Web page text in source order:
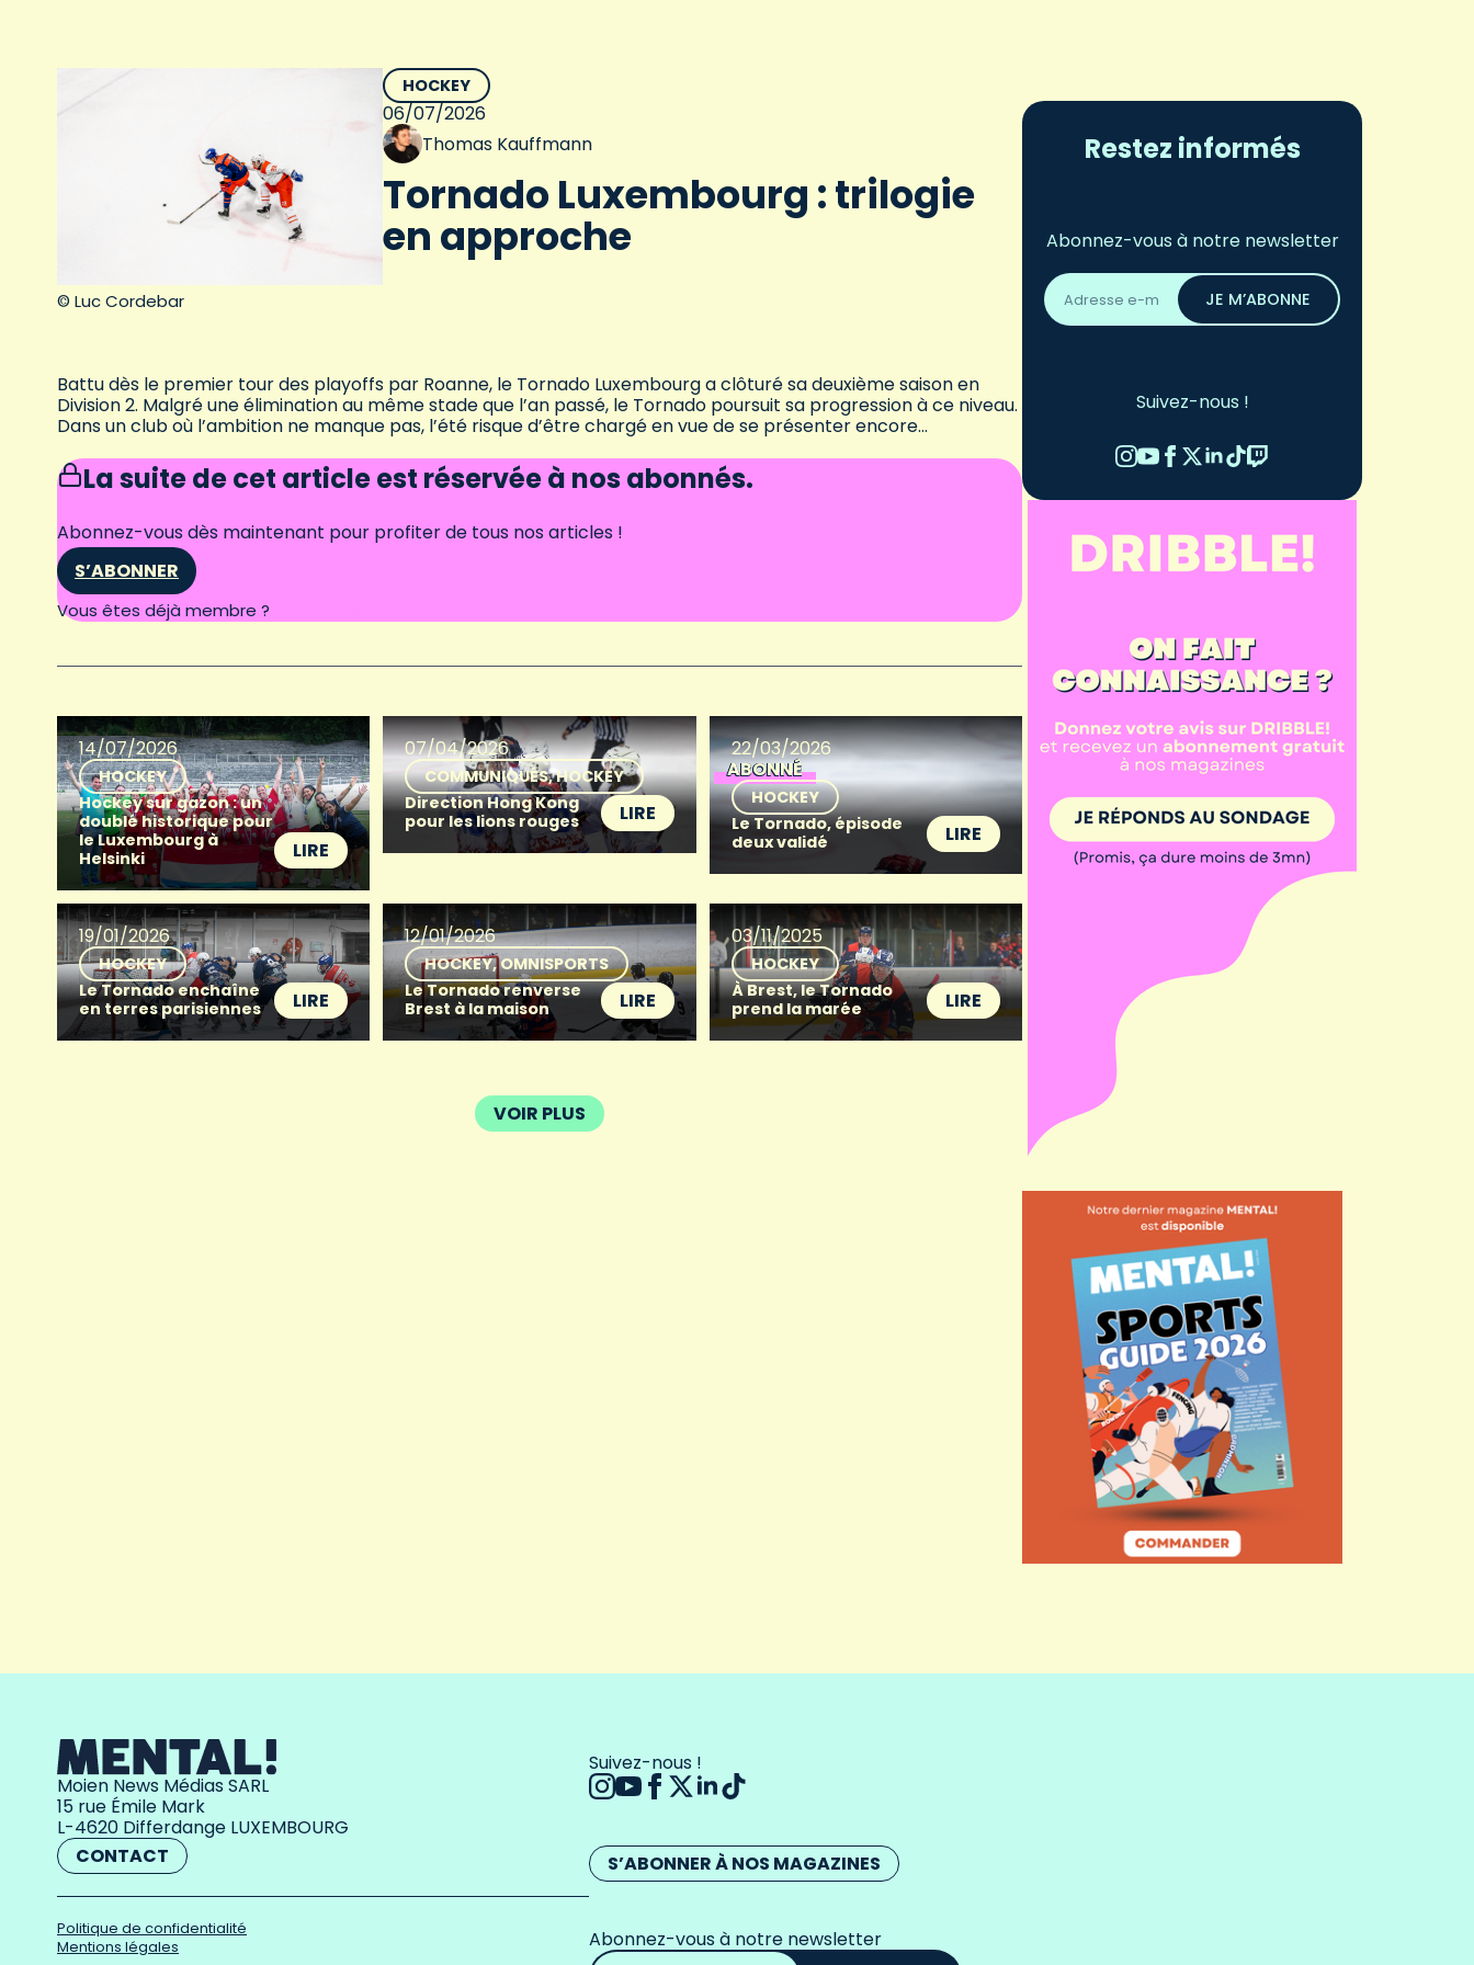
© Luc Cordebar
HOCKEY
06/07/2026
Thomas Kauffmann
Tornado Luxembourg : trilogie
en approche
Battu dès le premier tour des playoffs par Roanne, le Tornado Luxembourg a clôturé sa deuxième saison en
Division 2. Malgré une élimination au même stade que l’an passé, le Tornado poursuit sa progression à ce niveau.
Dans un club où l’ambition ne manque pas, l’été risque d’être chargé en vue de se présenter encore…
La suite de cet article est réservée à nos abonnés.
Abonnez-vous dès maintenant pour profiter de tous nos articles !
S’ABONNER
Vous êtes déjà membre ?
14/07/2026
HOCKEY
Hockey sur gazon : un
doublé historique pour
le Luxembourg à
Helsinki
LIRE
07/04/2026
COMMUNIQUÉS HOCKEY
Direction Hong Kong
pour les lions rouges
LIRE
22/03/2026
ABONNÉ
HOCKEY
Le Tornado, épisode
deux validé
LIRE
19/01/2026
HOCKEY
Le Tornado enchaîne
en terres parisiennes
LIRE
12/01/2026
HOCKEY OMNISPORTS
Le Tornado renverse
Brest à la maison
LIRE
03/11/2025
HOCKEY
À Brest, le Tornado
prend la marée
LIRE
VOIR PLUS
Restez informés
Abonnez-vous à notre newsletter
Adresse
email
*
JE M’ABONNE
Suivez-nous !
Moien News Médias SARL
15 rue Émile Mark
L-4620 Differdange LUXEMBOURG
CONTACT
Politique de confidentialité
Mentions légales
Suivez-nous !
S’ABONNER À NOS MAGAZINES
Abonnez-vous à notre newsletter
Adresse